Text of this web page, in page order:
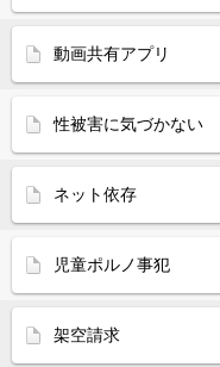
動画共有アプリ
性被害に気づかない
ネット依存
児童ポルノ事犯
架空請求